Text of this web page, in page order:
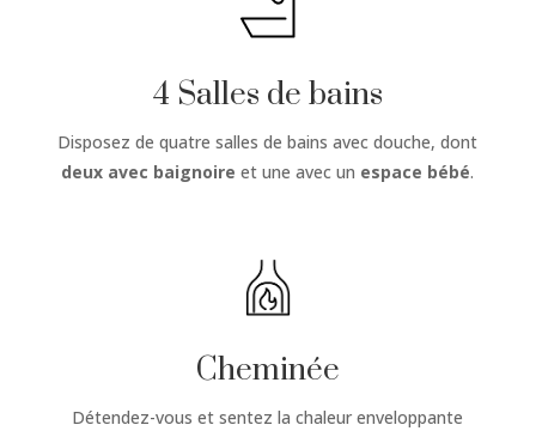
4 Salles de bains
Disposez de quatre salles de bains avec douche, dont
deux avec baignoire et une avec un espace bébé.
Cheminée
Détendez-vous et sentez la chaleur enveloppante